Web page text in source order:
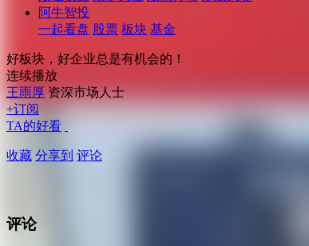
阿牛智投
一起看盘 股票 板块 基金
好板块，好企业总是有机会的！
连续播放
王雨厚 资深市场人士
+订阅
TA的好看
收藏 分享到 评论
评论